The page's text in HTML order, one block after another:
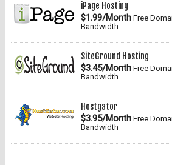
iPage Hosting
$1.99/MonthFree
Bandwidth
SiteGround Hosting
$3.45/MonthFree
Bandwidth
Hostgator
$3.95/MonthFree
Bandwidth